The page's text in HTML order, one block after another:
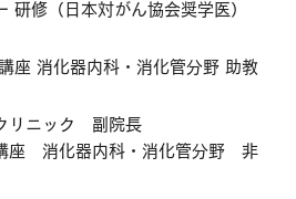
研修（日本対がん協会奨学医）
座 消化器内科・消化管分野 助教
リニック 副院長
座 消化器内科・消化管分野 非